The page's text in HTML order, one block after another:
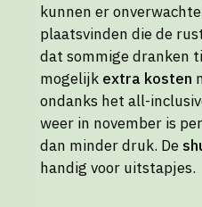
kunnen er
plaatsvinden die de
dat sommige dranken
mogelijk extra kosten
ondanks het all-
weer in november is
dan minder druk. De
handig voor uitstapjes.